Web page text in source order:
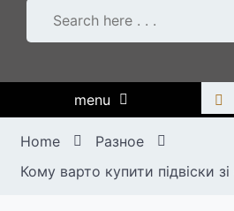
menu
Home
Разное
Кому варто купити підвіски зі